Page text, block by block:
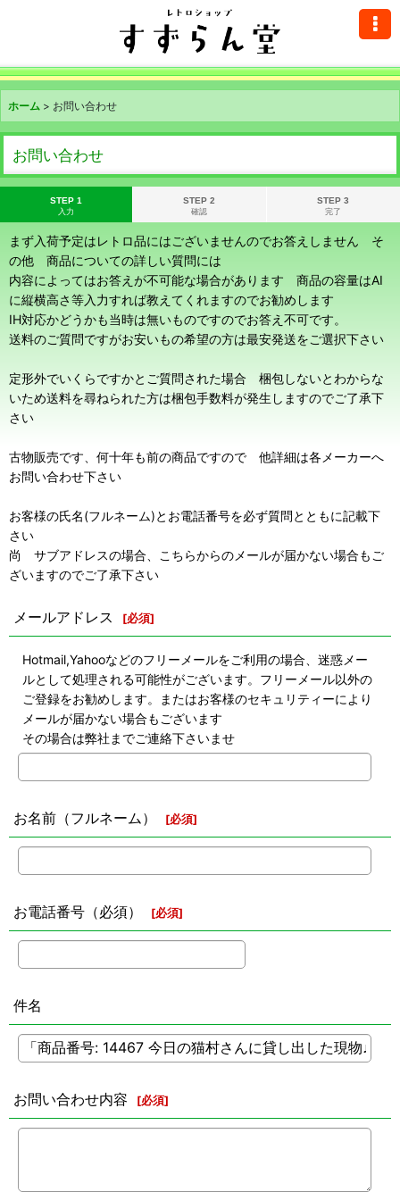
ホーム > お問い合わせ
お問い合わせ
STEP 1
入力
STEP 2
確認
STEP 3
完了
まず入荷予定はレトロ品にはございませんのでお答えしません そ
の他 商品についての詳しい質問には
内容によってはお答えが不可能な場合があります 商品の容量はAI
に縦横高さ等入力すれば教えてくれますのでお勧めします
IH対応かどうかも当時は無いものですのでお答え不可です。
送料のご質問ですがお安いもの希望の方は最安発送をご選択下さい
定形外でいくらですかとご質問された場合 梱包しないとわからな
いため送料を尋ねられた方は梱包手数料が発生しますのでご了承下
さい
古物販売です、何十年も前の商品ですので 他詳細は各メーカーへ
お問い合わせ下さい
お客様の氏名(フルネーム)とお電話番号を必ず質問とともに記載下
さい
尚 サブアドレスの場合、こちらからのメールが届かない場合もご
ざいますのでご了承下さい
メールアドレス [必須]
Hotmail,Yahooなどのフリーメールをご利用の場合、迷惑メー
ルとして処理される可能性がございます。フリーメール以外の
ご登録をお勧めします。またはお客様のセキュリティーにより
メールが届かない場合もございます
その場合は弊社までご連絡下さいませ
お名前（フルネーム） [必須]
お電話番号（必須） [必須]
件名
お問い合わせ内容 [必須]